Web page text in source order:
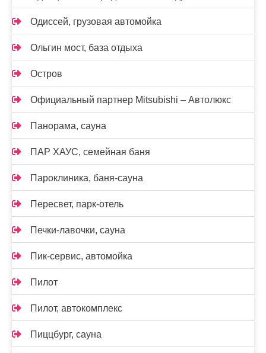
Одиссей, грузовая автомойка
Ольгин мост, база отдыха
Остров
Официальный партнер Mitsubishi – Автолюкс
Панорама, сауна
ПАР ХАУС, семейная баня
Пароклиника, баня-сауна
Пересвет, парк-отель
Печки-лавочки, сауна
Пик-сервис, автомойка
Пилот
Пилот, автокомплекс
Пиццбург, сауна